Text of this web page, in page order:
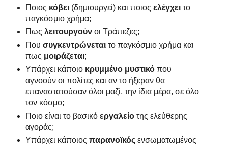
Ποιος κόβει(δημιουργεί) και ποιος ελέγχειτο
παγκόσμιο χρήμα;
Πως λειτουργούνοι Τράπεζες;
Που συγκεντρώνεταιτο παγκόσμιο χρήμα και
πως μοιράζεται;
Υπάρχει κάποιο κρυμμένο μυστικόπου
αγνοούν οι πολίτες και αν το ήξεραν θα
επαναστατούσαν όλοι μαζί, την ίδια μέρα, σε όλο
τον κόσμο;
Ποιο είναι το βασικό εργαλείοτης ελεύθερης
αγοράς;
Υπάρχει κάποιος παρανοϊκόςενσωματωμένος